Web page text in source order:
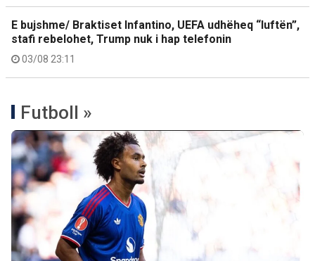
E bujshme/ Braktiset Infantino, UEFA udhëheq “luftën”,
stafi rebelohet, Trump nuk i hap telefonin
03/08 23:11
Futboll »